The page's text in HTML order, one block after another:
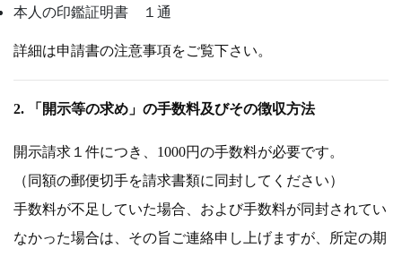
本人の印鑑証明書 １通
詳細は申請書の注意事項をご覧下さい。
2. 「開示等の求め」の手数料及びその徴収方法
開示請求１件につき、1000円の手数料が必要です。
（同額の郵便切手を請求書類に同封してください）
手数料が不足していた場合、および手数料が同封されてい
なかった場合は、その旨ご連絡申し上げますが、所定の期